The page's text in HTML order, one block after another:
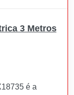
3 Metros
é a